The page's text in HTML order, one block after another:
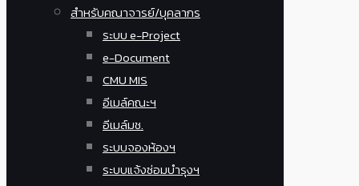
สำหรับคณาจารย์/บุคลากร
ระบบ e-Project
e-Document
CMU MIS
อีเมล์คณะฯ
อีเมล์มช.
ระบบจองห้องฯ
ระบบแจ้งซ่อมบำรุงฯ